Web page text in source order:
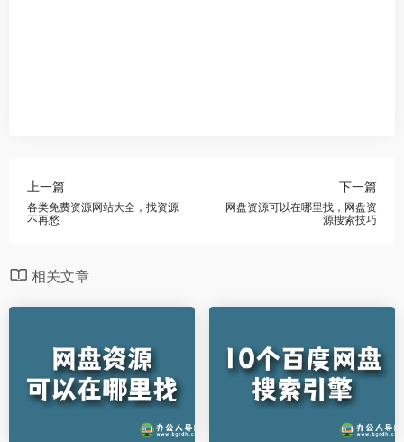
上一篇
各类免费资源网站大全，找资源
不再愁
下一篇
网盘资源可以在哪里找，网盘资
源搜索技巧
相关文章